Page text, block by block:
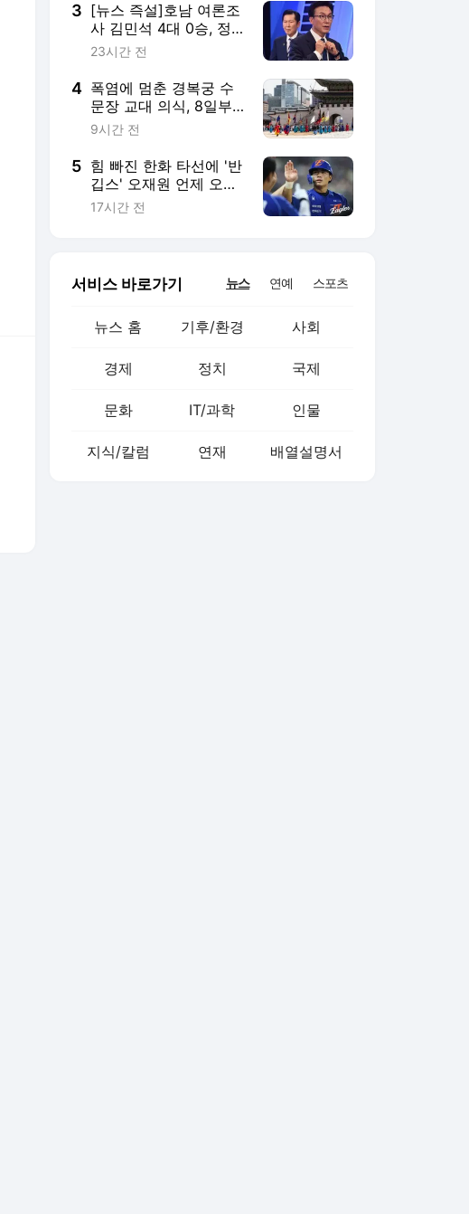
3 [뉴스 즉설]호남 여론조
사 김민석 4대 0승, 정
청래 노사모에 SOS 왜?
23시간 전
4 폭염에 멈춘 경복궁 수
문장 교대 의식, 8일부
터 다시 열린다
9시간 전
5 힘 빠진 한화 타선에 '반
깁스' 오재원 언제 오
나… "상체 훈련 중, 시즌
17시간 전
서비스 바로가기 뉴스 연예 스포츠
뉴스 홈 기후/환경 사회
경제 정치 국제
문화 IT/과학 인물
지식/칼럼 연재 배열설명서